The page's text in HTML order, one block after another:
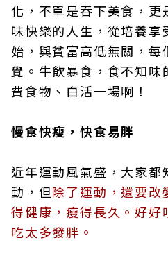
化，不單是吞下美食，更
味快樂的人生，從培養享
始，與貧富高低無關，每
覺。牛飲暴食，食不知味
費食物、白活一場啊！
慢食快瘦，快食易胖
近年運動風氣盛，大家都
動，但除了運動，還要改
得健康，瘦得長久。好好
吃太多發胖。